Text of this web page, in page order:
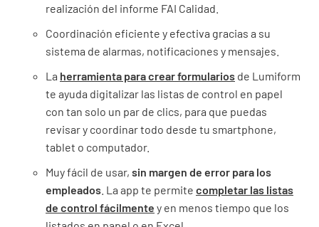
realización del informe FAI Calidad.
Coordinación eficiente y efectiva gracias a su
sistema de alarmas, notificaciones y mensajes.
La herramienta para crear formularios de Lumiform
te ayuda digitalizar las listas de control en papel
con tan solo un par de clics, para que puedas
revisar y coordinar todo desde tu smartphone,
tablet o computador.
Muy fácil de usar, sin margen de error para los
empleados . La app te permite completar las listas
de control fácilmente y en menos tiempo que los